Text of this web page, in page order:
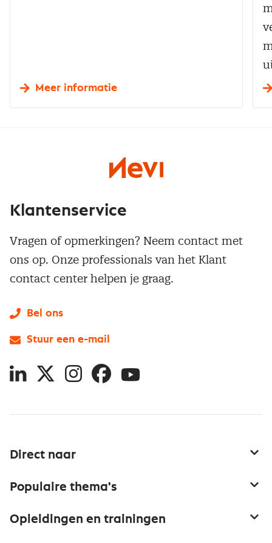
Meer informatie
Direct naar
Netwerk en communities
Populaire thema's
Opleidingen en trainingen
Klantenservice
Vragen of opmerkingen? Neem contact met
ons op. Onze professionals van het Klant
contact center helpen je graag.
Bel ons
Stuur een e-mail
LinkedIn
X InstagramFacebookYouTube